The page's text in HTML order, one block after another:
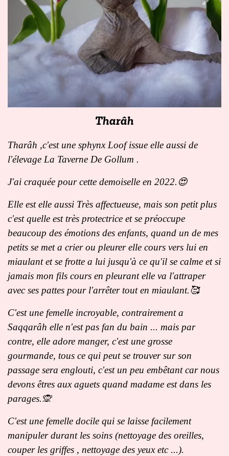
Previous Next
Tharâh
Tharâh ,c'est une sphynx Loof issue elle aussi de
l'élevage La Taverne De Gollum .
J'ai craquée pour cette demoiselle en 2022.😍
Elle est elle aussi Très affectueuse, mais son petit plus
c'est quelle est très protectrice et se préoccupe
beaucoup des émotions des enfants, quand un de mes
petits se met a crier ou pleurer elle cours vers lui en
miaulant et se frotte a lui jusqu'à ce qu'il se calme et si
jamais mon fils cours en pleurant elle va l'attraper
avec ses pattes pour l'arrêter tout en miaulant.🥰
C'est une femelle incroyable, contrairement a
Saqqarâh elle n'est pas fan du bain ... mais par
contre, elle adore manger, c'est une grosse
gourmande, tous ce qui peut se trouver sur son
passage sera englouti, c'est un peu embêtant car nous
devons êtres aux aguets quand madame est dans les
parages.🙊
C'est une femelle docile qui se laisse facilement
manipuler durant les soins (nettoyage des oreilles,
couper les griffes , nettoyage des yeux etc ...).